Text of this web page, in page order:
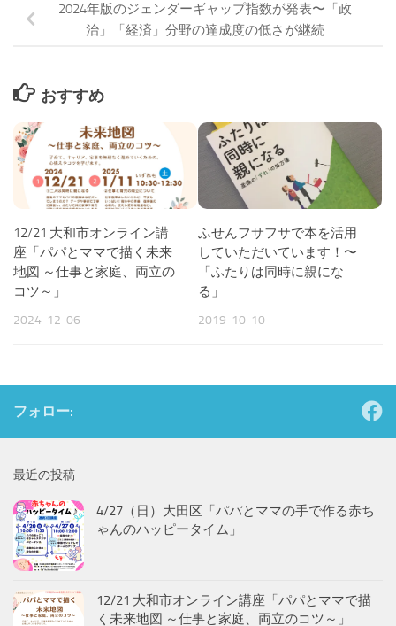
2024年版のジェンダーギャップ指数が発表〜「政
治」「経済」分野の達成度の低さが継続
おすすめ
12/21 大和市オンライン講
座「パパとママで描く未来
地図 ～仕事と家庭、両立の
コツ～」
2024-12-06
ふせんフサフサで本を活用
していただいています！〜
「ふたりは同時に親にな
る」
2019-10-10
フォロー:
最近の投稿
4/27（日）大田区「パパとママの手で作る赤ち
ゃんのハッピータイム」
12/21 大和市オンライン講座「パパとママで描
く未来地図 ～仕事と家庭、両立のコツ～」